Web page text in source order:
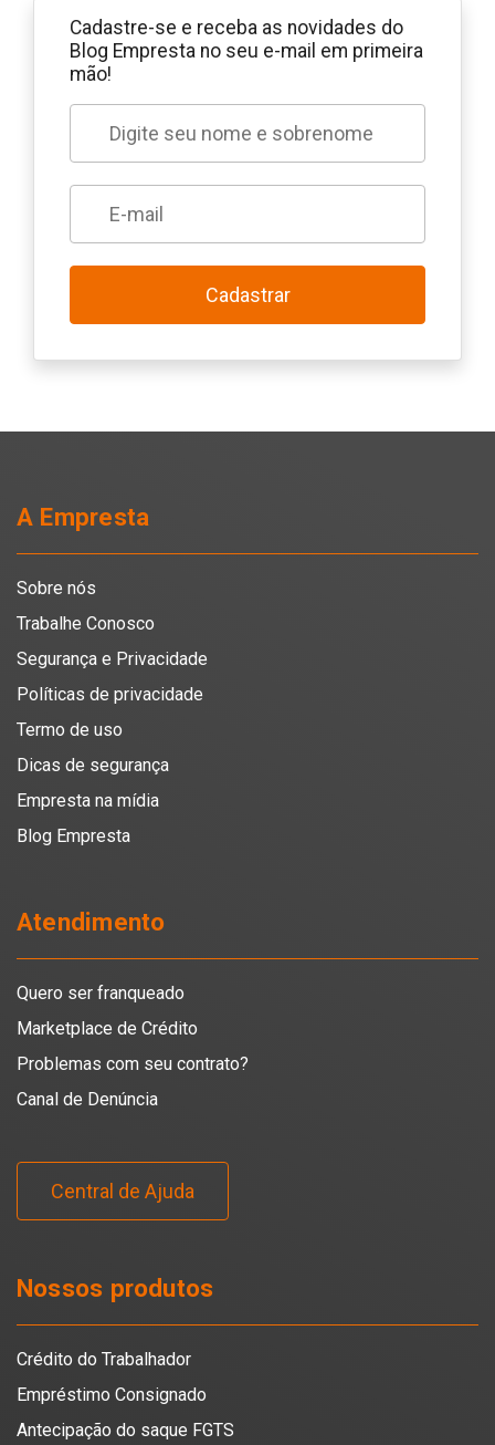
Cadastre-se e receba as novidades do
Blog Empresta no seu e-mail em primeira
mão!
Cadastrar
A Empresta
Sobre nós
Trabalhe Conosco
Segurança e Privacidade
Políticas de privacidade
Termo de uso
Dicas de segurança
Empresta na mídia
Blog Empresta
Atendimento
Quero ser franqueado
Marketplace de Crédito
Problemas com seu contrato?
Canal de Denúncia
Central de Ajuda
Nossos produtos
Crédito do Trabalhador
Empréstimo Consignado
Antecipação do saque FGTS